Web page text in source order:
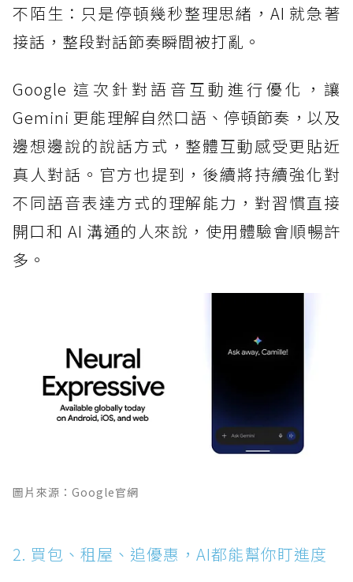
不陌生：只是停頓幾秒整理思緒，AI 就急著
接話，整段對話節奏瞬間被打亂。
Google 這次針對語音互動進行優化，讓
Gemini 更能理解自然口語、停頓節奏，以及
邊想邊說的說話方式，整體互動感受更貼近
真人對話。官方也提到，後續將持續強化對
不同語音表達方式的理解能力，對習慣直接
開口和 AI 溝通的人來說，使用體驗會順暢許
多。
圖片來源：Google官網
2. 買包、租屋、追優惠，AI都能幫你盯進度